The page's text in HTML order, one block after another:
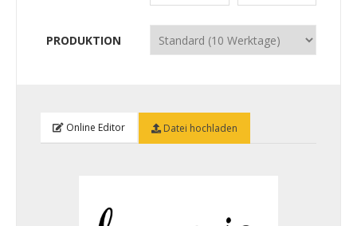
PRODUKTION
Online Editor Datei hochladen